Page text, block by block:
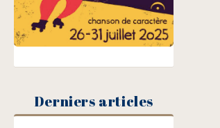
Derniers articles